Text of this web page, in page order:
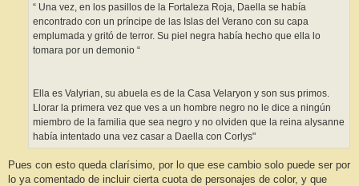
“ Una vez, en los pasillos de la Fortaleza Roja, Daella se había
encontrado con un príncipe de las Islas del Verano con su capa
emplumada y gritó de terror. Su piel negra había hecho que ella lo
tomara por un demonio “
Ella es Valyrian, su abuela es de la Casa Velaryon y son sus primos.
Llorar la primera vez que ves a un hombre negro no le dice a ningún
miembro de la familia que sea negro y no olviden que la reina alysanne
había intentado una vez casar a Daella con Corlys"
Pues con esto queda clarísimo, por lo que ese cambio solo puede ser por
lo ya comentado de incluir cierta cuota de personajes de color, y que